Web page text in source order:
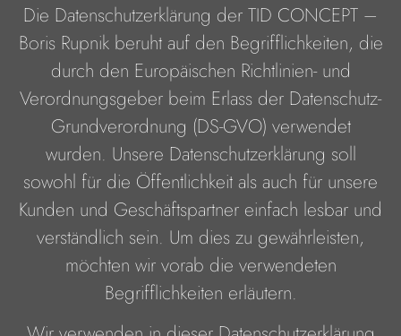
Die Datenschutzerklärung der TID CONCEPT –
Boris Rupnik beruht auf den Begrifflichkeiten, die
durch den Europäischen Richtlinien- und
Verordnungsgeber beim Erlass der Datenschutz-
Grundverordnung (DS-GVO) verwendet
wurden. Unsere Datenschutzerklärung soll
sowohl für die Öffentlichkeit als auch für unsere
Kunden und Geschäftspartner einfach lesbar und
verständlich sein. Um dies zu gewährleisten,
möchten wir vorab die verwendeten
Begrifflichkeiten erläutern.